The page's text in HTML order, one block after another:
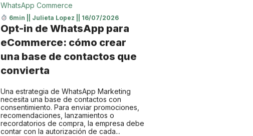
WhatsApp Commerce
6min Julieta Lopez 16/07/2026
Opt-in de WhatsApp para
eCommerce: cómo crear
una base de contactos que
convierta
Una estrategia de WhatsApp Marketing
necesita una base de contactos con
consentimiento. Para enviar promociones,
recomendaciones, lanzamientos o
recordatorios de compra, la empresa debe
contar con la autorización de cada...